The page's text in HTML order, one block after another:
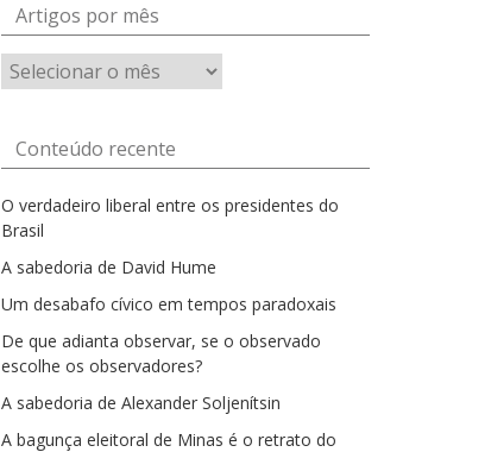
Artigos por mês
Artigos
por
Conteúdo recente
O verdadeiro liberal entre os presidentes do
Brasil
A sabedoria de David Hume
Um desabafo cívico em tempos paradoxais
De que adianta observar, se o observado
escolhe os observadores?
A sabedoria de Alexander Soljenítsin
A bagunça eleitoral de Minas é o retrato do